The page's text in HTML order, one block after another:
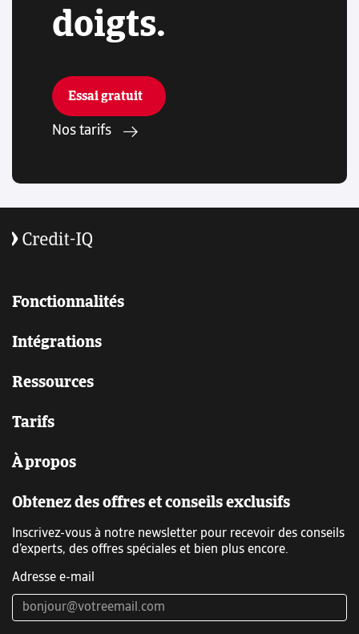
doigts.
Essai gratuit
Nos tarifs
Fonctionnalités
Intégrations
Ressources
Tarifs
À propos
Obtenez des offres et conseils exclusifs
Inscrivez-vous à notre newsletter pour recevoir des conseils
d’experts, des offres spéciales et bien plus encore.
Adresse e-mail